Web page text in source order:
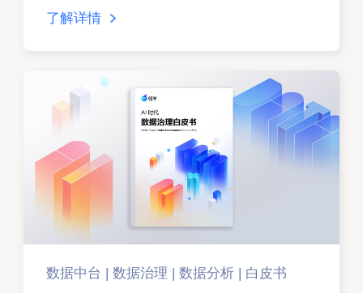
了解详情
数据中台 | 数据治理 | 数据分析 | 白皮书